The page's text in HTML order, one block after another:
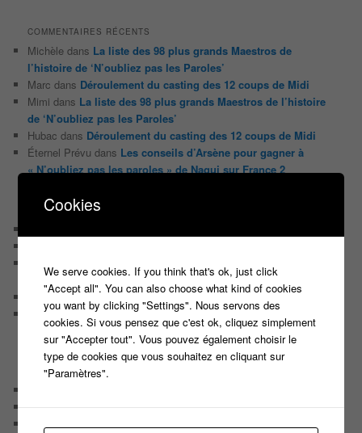
COMMENTAIRES RÉCENTS
Michèle dans La liste des 98 plus grands Maestros de
l’histoire de ‘N’oubliez pas les Paroles’
Marc dans Déroulement du casting des 12 coups de Midi
Mimi dans La liste des 98 plus grands Maestros de l’histoire
de ‘N’oubliez pas les Paroles’
Hubac dans Déroulement du casting des 12 coups de Midi
Éternel Prévu dans Les conseils d’Arsène pour gagner à
« N’oubliez pas les paroles » de Nagui sur France 2
ARTICLES RÉCENTS
Bruno Guillon sur La 2
Casting pour une nouvelle émission Tv de Brocante
Participez en binôme à un nouveau JEU MUSICAL et tentez
de remporter 10 000 EUROS
CATÉGORIES
Carte Blanche à …
Détournement du jour
Cookies
We serve cookies. If you think that's ok, just click
"Accept all". You can also choose what kind of cookies
you want by clicking "Settings". Nous servons des
cookies. Si vous pensez que c'est ok, cliquez simplement
sur "Accepter tout". Vous pouvez également choisir le
type de cookies que vous souhaitez en cliquant sur
"Paramètres".